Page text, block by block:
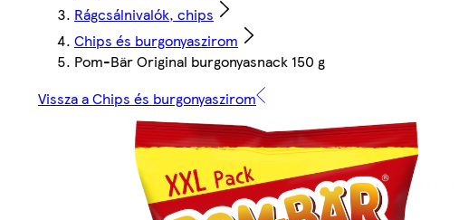
Rágcsálnivalók, chips
Chips és burgonyaszirom
Pom-Bär Original burgonyasnack 150 g
Vissza a Chips és burgonyaszirom